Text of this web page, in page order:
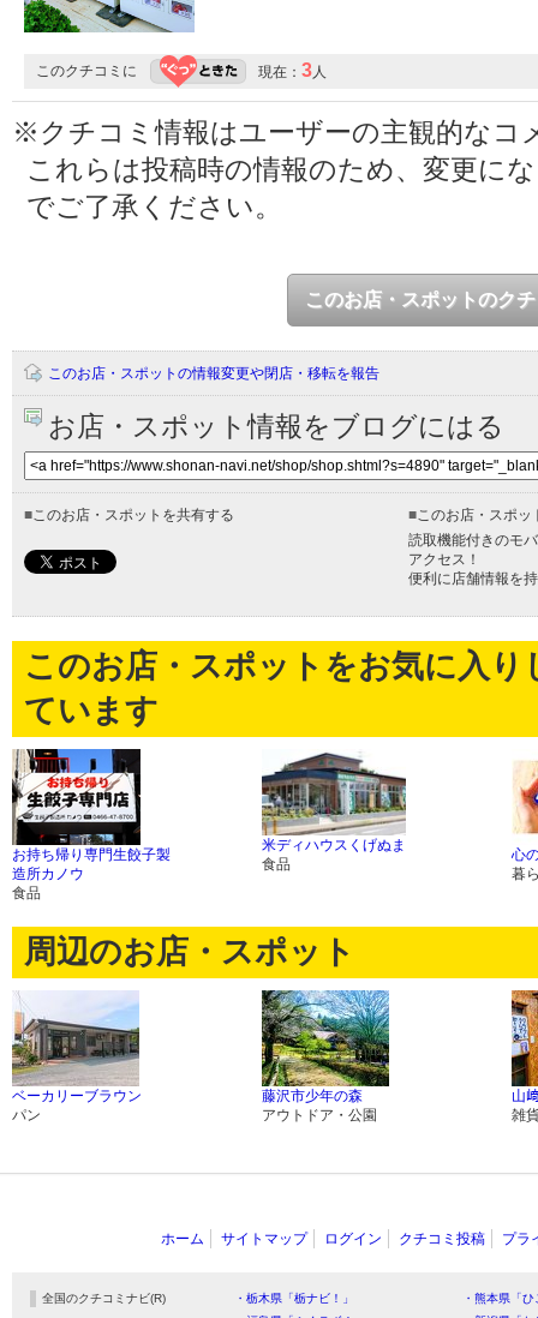
このクチコミに 現在： 3人
※クチコミ情報はユーザーの主観的なコ
これらは投稿時の情報のため、変更に
でご了承ください。
このお店・スポットのク
このお店・スポットの情報変更や閉店・移転を報告
お店・スポット情報をブログにはる
■このお店・スポットを共有する ■このお店・スポッ
読取機能付きのモ
アクセス！
便利に店舗情報を
このお店・スポットをお気に入
ています
お持ち帰り専門生餃子製
造所カノウ
食品
米ディハウスくげぬま
食品
心
暮
周辺のお店・スポット
ベーカリーブラウン
パン
藤沢市少年の森
アウトドア・公園
山
雑
ホーム サイトマップ ログイン クチコミ投稿 プラ
全国のクチコミナビ(R) ・栃木県「栃ナビ！」
・熊本県「